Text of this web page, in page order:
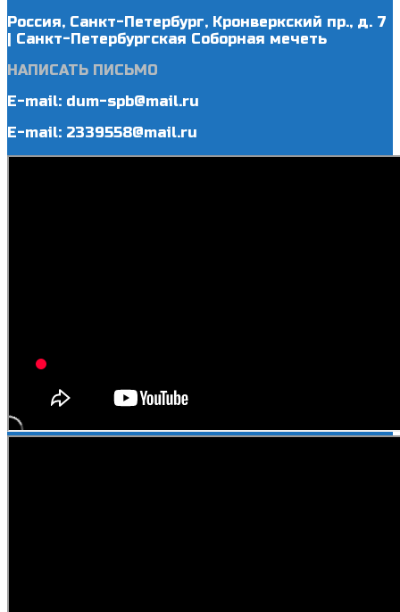
Россия, Санкт-Петербург, Кронверкский пр., д. 7
| Санкт-Петербургская Соборная мечеть
НАПИСАТЬ ПИСЬМО
E-mail: dum-spb@mail.ru
E-mail: 2339558@mail.ru